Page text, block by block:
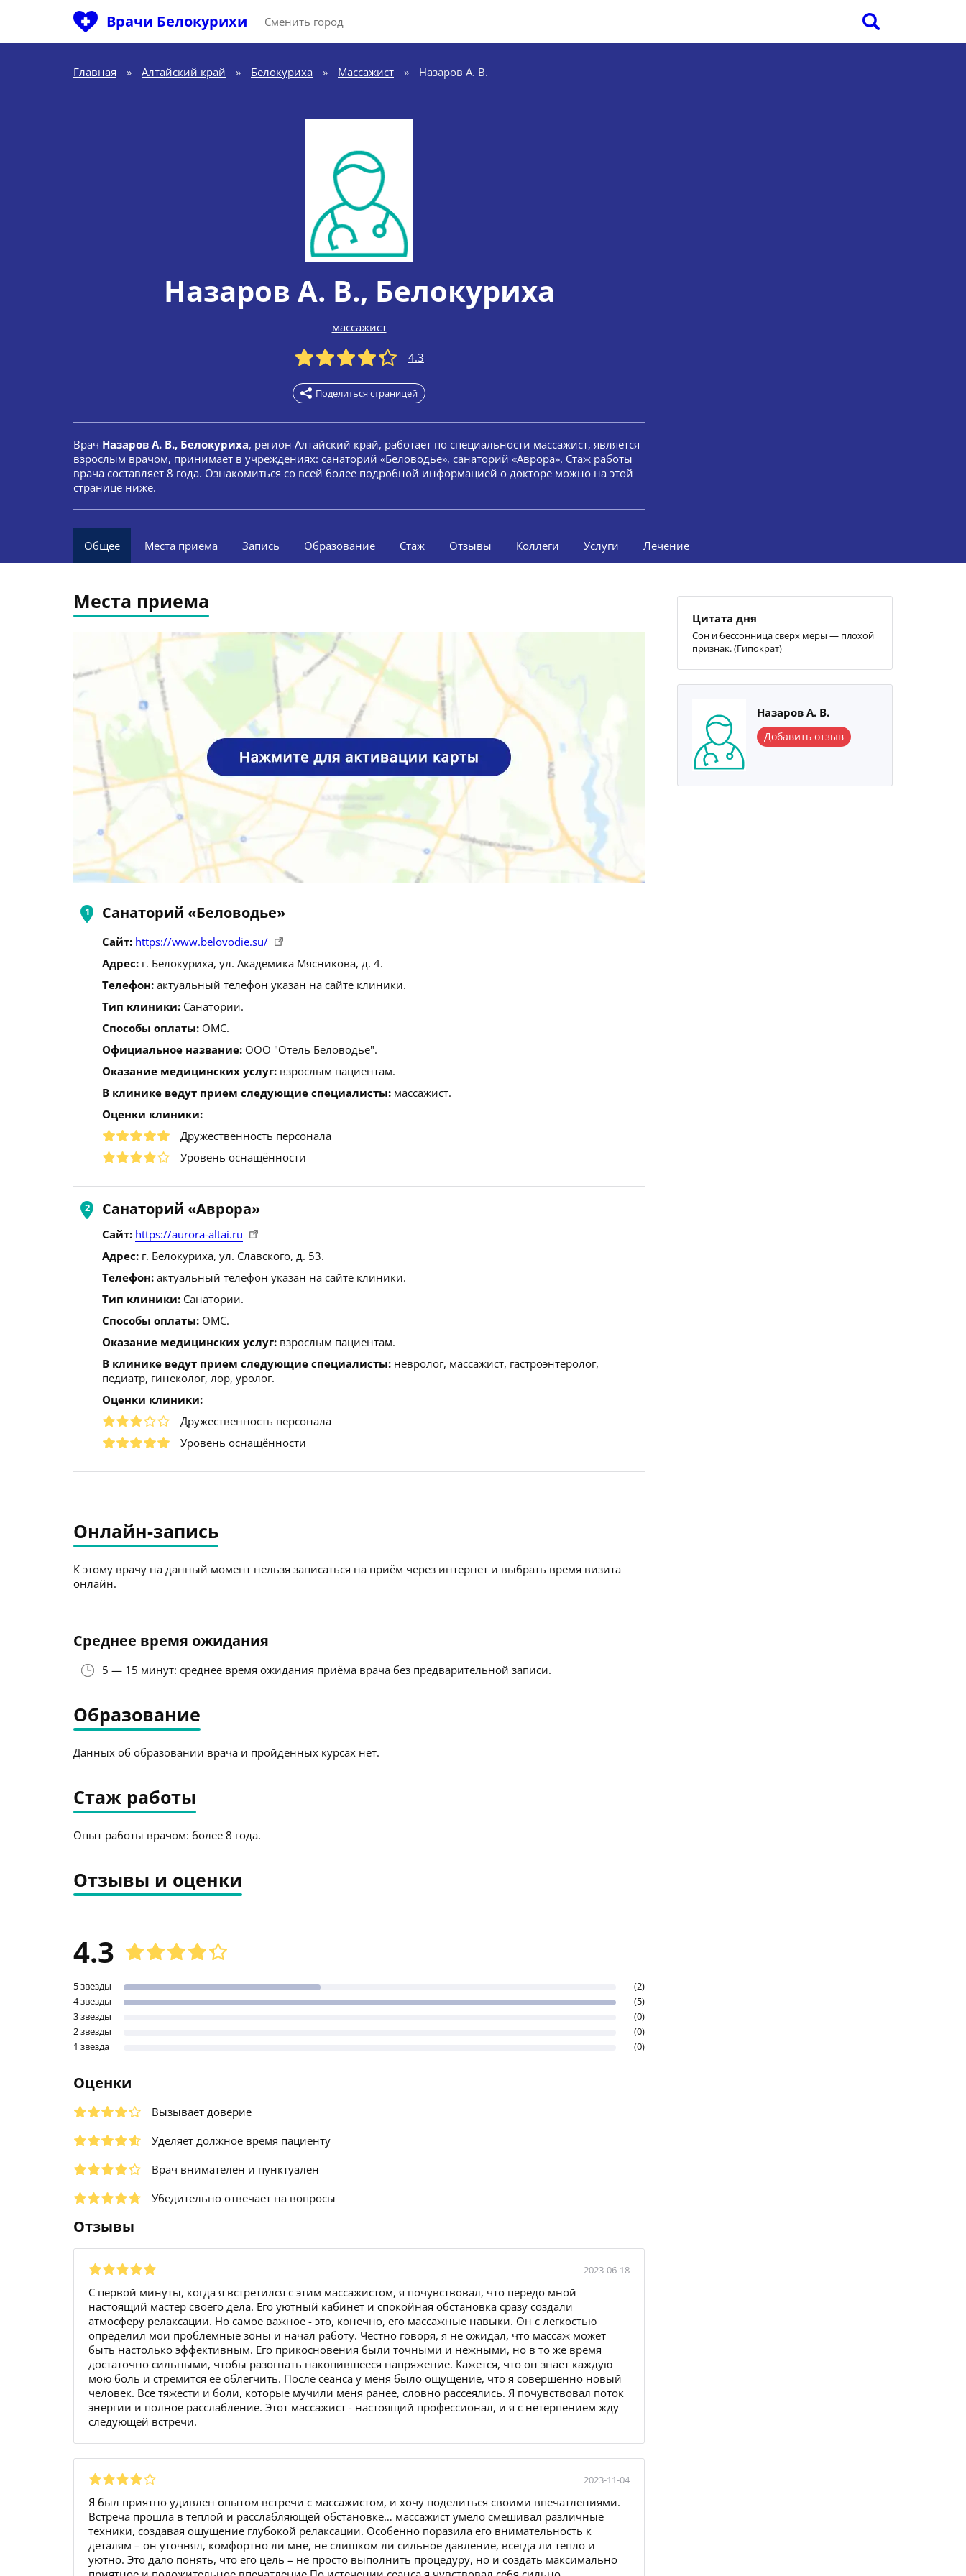
Врачи Белокурихи Сменить город
Главная » Алтайский край » Белокуриха » Массажист » Назаров А. В.
Назаров А. В., Белокуриха
массажист
4.3
Поделиться страницей
Врач Назаров А. В., Белокуриха, регион Алтайский край, работает по специальности массажист, является
взрослым врачом, принимает в учреждениях: санаторий «Беловодье», санаторий «Аврора». Стаж работы
врача составляет 8 года. Ознакомиться со всей более подробной информацией о докторе можно на этой
странице ниже.
Общее Места приема Запись Образование Стаж Отзывы Коллеги Услуги Лечение
Места приема
Санаторий «Беловодье»
Сайт: https://www.belovodie.su/
Адрес: г. Белокуриха, ул. Академика Мясникова, д. 4.
Телефон: актуальный телефон указан на сайте клиники.
Тип клиники: Санатории.
Способы оплаты: ОМС.
Официальное название: ООО "Отель Беловодье".
Оказание медицинских услуг: взрослым пациентам.
В клинике ведут прием следующие специалисты: массажист.
Оценки клиники:
Дружественность персонала
Уровень оснащённости
Санаторий «Аврора»
Сайт: https://aurora-altai.ru
Адрес: г. Белокуриха, ул. Славского, д. 53.
Телефон: актуальный телефон указан на сайте клиники.
Тип клиники: Санатории.
Способы оплаты: ОМС.
Оказание медицинских услуг: взрослым пациентам.
В клинике ведут прием следующие специалисты: невролог, массажист, гастроэнтеролог,
педиатр, гинеколог, лор, уролог.
Оценки клиники:
Дружественность персонала
Уровень оснащённости
Онлайн-запись
К этому врачу на данный момент нельзя записаться на приём через интернет и выбрать время визита
онлайн.
Среднее время ожидания
5 — 15 минут: среднее время ожидания приёма врача без предварительной записи.
Образование
Данных об образовании врача и пройденных курсах нет.
Стаж работы
Опыт работы врачом: более 8 года.
Отзывы и оценки
4.3
5 звезды
(2)
4 звезды
(5)
3 звезды
(0)
2 звезды
(0)
1 звезда
(0)
Оценки
Вызывает доверие
Уделяет должное время пациенту
Врач внимателен и пунктуален
Убедительно отвечает на вопросы
Отзывы
2023-06-18
С первой минуты, когда я встретился с этим массажистом, я почувствовал, что передо мной
настоящий мастер своего дела. Его уютный кабинет и спокойная обстановка сразу создали
атмосферу релаксации. Но самое важное - это, конечно, его массажные навыки. Он с легкостью
определил мои проблемные зоны и начал работу. Честно говоря, я не ожидал, что массаж может
быть настолько эффективным. Его прикосновения были точными и нежными, но в то же время
достаточно сильными, чтобы разогнать накопившееся напряжение. Кажется, что он знает каждую
мою боль и стремится ее облегчить. После сеанса у меня было ощущение, что я совершенно новый
человек. Все тяжести и боли, которые мучили меня ранее, словно рассеялись. Я почувствовал поток
энергии и полное расслабление. Этот массажист - настоящий профессионал, и я с нетерпением жду
следующей встречи.
2023-11-04
Я был приятно удивлен опытом встречи с массажистом, и хочу поделиться своими впечатлениями.
Встреча прошла в теплой и расслабляющей обстановке… массажист умело смешивал различные
техники, создавая ощущение глубокой релаксации. Особенно поразила его внимательность к
деталям – он уточнял, комфортно ли мне, не слишком ли сильное давление, всегда ли тепло и
уютно. Это дало понять, что его цель – не просто выполнить процедуру, но и создать максимально
Цитата дня
Сон и бессонница сверх меры — плохой
признак. (Гипократ)
Назаров А. В.
Добавить отзыв